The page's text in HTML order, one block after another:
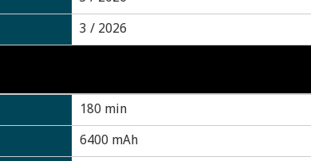
3 / 2026
180 min
6400 mAh